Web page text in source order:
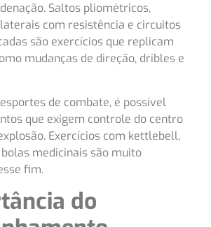
Saltos pliométricos,
com resistência e circuitos
são exercícios que replicam
mudanças de direção, dribles e
de combate, é possível
que exigem controle do centro
Exercícios com kettlebell,
medicinais são muito
fim.
do